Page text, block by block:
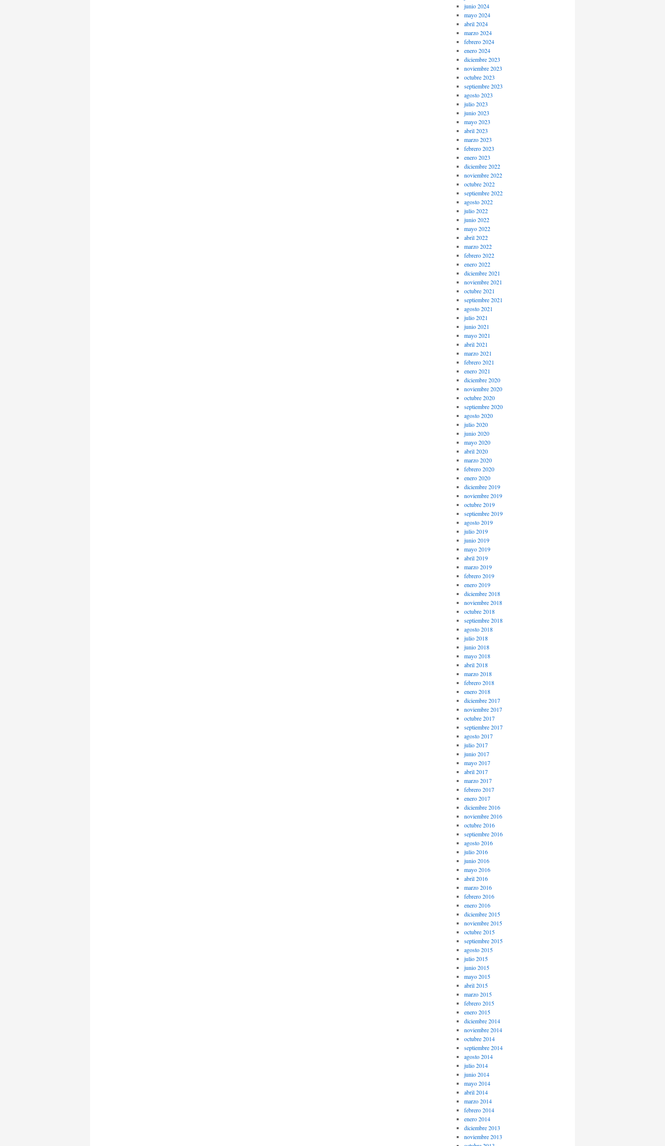
junio 2024
mayo 2024
abril 2024
marzo 2024
febrero 2024
enero 2024
diciembre 2023
noviembre 2023
octubre 2023
septiembre 2023
agosto 2023
julio 2023
junio 2023
mayo 2023
abril 2023
marzo 2023
febrero 2023
enero 2023
diciembre 2022
noviembre 2022
octubre 2022
septiembre 2022
agosto 2022
julio 2022
junio 2022
mayo 2022
abril 2022
marzo 2022
febrero 2022
enero 2022
diciembre 2021
noviembre 2021
octubre 2021
septiembre 2021
agosto 2021
julio 2021
junio 2021
mayo 2021
abril 2021
marzo 2021
febrero 2021
enero 2021
diciembre 2020
noviembre 2020
octubre 2020
septiembre 2020
agosto 2020
julio 2020
junio 2020
mayo 2020
abril 2020
marzo 2020
febrero 2020
enero 2020
diciembre 2019
noviembre 2019
octubre 2019
septiembre 2019
agosto 2019
julio 2019
junio 2019
mayo 2019
abril 2019
marzo 2019
febrero 2019
enero 2019
diciembre 2018
noviembre 2018
octubre 2018
septiembre 2018
agosto 2018
julio 2018
junio 2018
mayo 2018
abril 2018
marzo 2018
febrero 2018
enero 2018
diciembre 2017
noviembre 2017
octubre 2017
septiembre 2017
agosto 2017
julio 2017
junio 2017
mayo 2017
abril 2017
marzo 2017
febrero 2017
enero 2017
diciembre 2016
noviembre 2016
octubre 2016
septiembre 2016
agosto 2016
julio 2016
junio 2016
mayo 2016
abril 2016
marzo 2016
febrero 2016
enero 2016
diciembre 2015
noviembre 2015
octubre 2015
septiembre 2015
agosto 2015
julio 2015
junio 2015
mayo 2015
abril 2015
marzo 2015
febrero 2015
enero 2015
diciembre 2014
noviembre 2014
octubre 2014
septiembre 2014
agosto 2014
julio 2014
junio 2014
mayo 2014
abril 2014
marzo 2014
febrero 2014
enero 2014
diciembre 2013
noviembre 2013